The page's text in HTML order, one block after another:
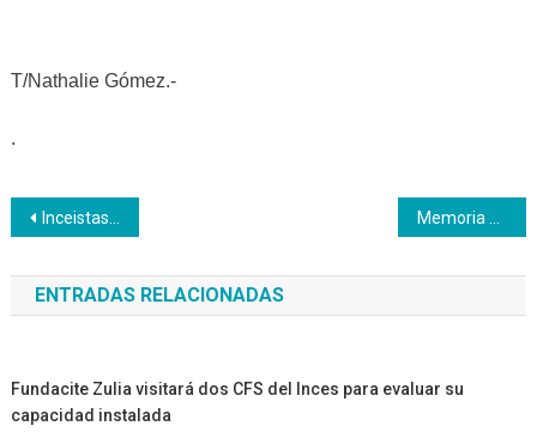
T/Nathalie Gómez.-
.
Navegación
de
entradas
Inceistas recordaron partida del gigante de la Revolución Hugo Chávez Frías
ENTRADAS RELACIONADAS
Fundacite Zulia visitará dos CFS del Inces para evaluar su
capacidad instalada